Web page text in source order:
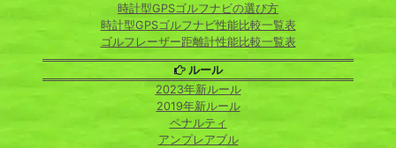
時計型GPSゴルフナビの選び方
時計型GPSゴルフナビ性能比較一覧表
ゴルフレーザー距離計性能比較一覧表
ルール
2023年新ルール
2019年新ルール
ペナルティ
アンプレアブル